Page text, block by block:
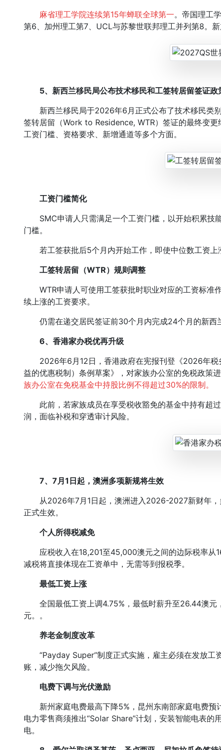
麻省理工学院连续第15年蝉联全球第一。帝国理工
第6、加州理工第7、UCL与苏黎世联邦理工并列第8。
5、新西兰移民局公布技术移民和工签转居留签证政
新西兰移民局于2026年6月正式公布了技术移民类
签转居留（Work to Residence, WTR）签证的最终变更
工资门槛、资格要求、新增通道等多个方面。
工资门槛简化
SMC申请人只需满足一个工资门槛，以开始积累技
门槛。
若工签获批后5个月内开始工作，即使中位数工资上
工签转居留（WTR）规则调整
WTR申请人可使用工签获批时职业对应的工资标准
续上涨的工资要求。
仍需在递交居民签证前30个月内完成24个月的新西
6、香港家办税优再升级
2026年6月12日，香港政府在宪报刊登《2026年税
益的优惠税制）条例草案》，对家族办公室的免税政策
族办公室在免税基金中持股比例不得超过30%的限制。
此前，若家族成员在享受税收豁免的基金中持有超
润，面临补税和穿透审计风险。
7、7月1日起，澳洲多项新规将生效
从2026年7月1日起，澳洲进入2026-2027新财年，
正式生效。
个人所得税减免
应税收入在18,201至45,000澳元之间的边际税率从
减税将直接体现在工资单中，无需等到报税季。
最低工资上涨
全国最低工资上调4.75%，最低时薪升至26.44澳元
元。。
养老金制度改革
“Payday Super”制度正式实施，雇主必须在发放工
账，减少拖欠风险。
电费下调与光伏激励
新州家庭电费最高下降5%，昆州东南部家庭电费预
电力零售商须推出“Solar Share”计划，安装智能电表
电。